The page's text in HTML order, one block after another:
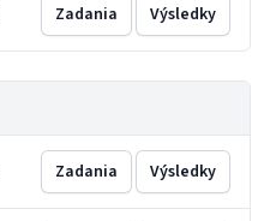
Zadania Výsledky
Zadania Výsledky